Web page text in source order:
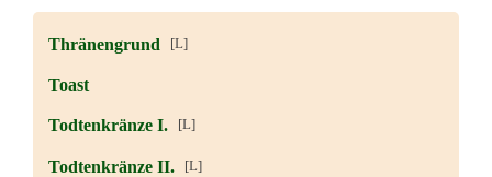
Thränengrund [L]
Toast
Todtenkränze I. [L]
Todtenkränze II. [L]